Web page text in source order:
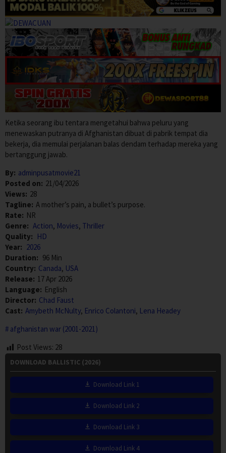
Ketika seorang ibu tentara mengetahui bahwa peluru yang
menewaskan putranya di Afghanistan dibuat di pabrik tempat dia
bekerja, dia memulai perjalanan balas dendam terhadap mereka yang
bertanggung jawab.
By: adminpusatmovie21
Posted on: 21/04/2026
Views: 28
Tagline: A mother’s pain, a bullet’s purpose.
Rate: NR
Genre: Action, Movies, Thriller
Quality: HD
Year: 2026
Duration: 96 Min
Country: Canada, USA
Release: 17 Apr 2026
Language: English
Director: Chad Faust
Cast: Amybeth McNulty, Enrico Colantoni, Lena Headey
afghanistan war (2001-2021)
Post Views: 28
DOWNLOAD BALLISTIC (2026)
Download Link 1
Download Link 2
Download Link 3
Download Link 4